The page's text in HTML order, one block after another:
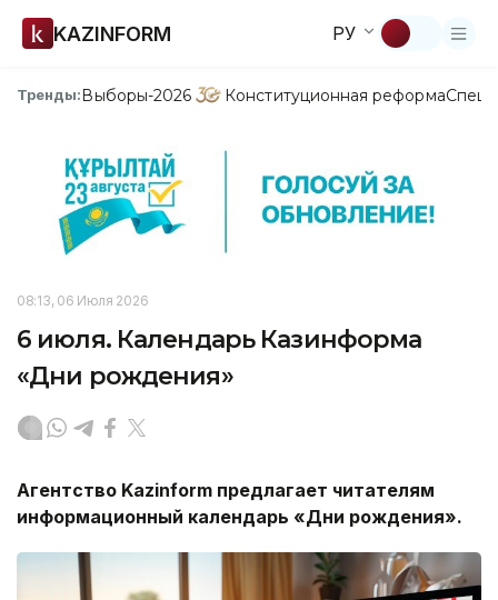
KAZINFORM РУ
Тренды:Выборы-2026 Конституционная реформа
08:13, 06 Июля 2026
6 июля. Календарь Казинформа
«Дни рождения»
Агентство Kazinform предлагает читателям
информационный календарь «Дни рождения».